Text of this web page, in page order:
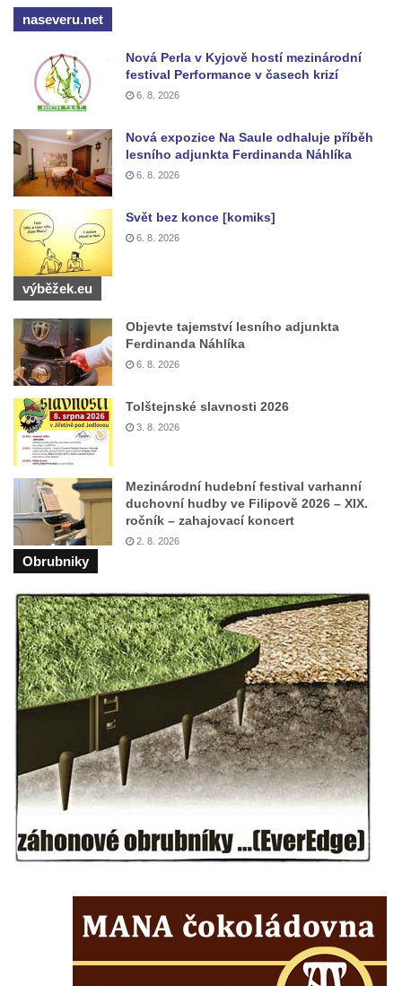
Silniční most v Horní ulici v Českém
naseveru.net
Nová Perla v Kyjově hostí mezinárodní
festival Performance v časech krizí
6. 8. 2026
Nová expozice Na Saule odhaluje příběh
lesního adjunkta Ferdinanda Náhlíka
6. 8. 2026
Svět bez konce [komiks]
6. 8. 2026
výběžek.eu
Objevte tajemství lesního adjunkta
Ferdinanda Náhlíka
6. 8. 2026
Tolštejnské slavnosti 2026
3. 8. 2026
Mezinárodní hudební festival varhanní
duchovní hudby ve Filipově 2026 – XIX.
ročník – zahajovací koncert
2. 8. 2026
Obrubniky